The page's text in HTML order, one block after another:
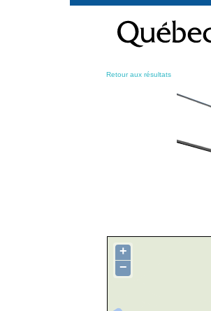
contenu
Retour aux résultats
+
−